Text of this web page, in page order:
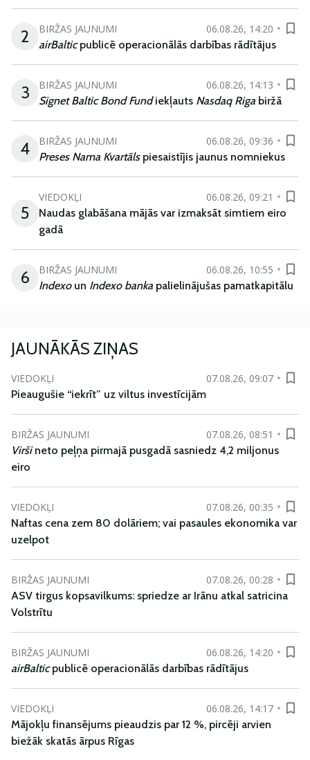
2 BIRŽAS JAUNUMI
06.08.26, 14:20
airBalticpublicē operacionālās darbības rādītājus
3 BIRŽAS JAUNUMI
06.08.26, 14:13
Signet Baltic Bond Fundiekļauts Nasdaq Riga biržā
4 BIRŽAS JAUNUMI
06.08.26, 09:36
Preses Nama Kvartāls piesaistījis jaunus nomniekus
5
VIEDOKĻI
06.08.26, 09:21
Naudas glabāšana mājās var izmaksāt simtiem eiro
gadā
6 BIRŽAS JAUNUMI
06.08.26, 10:55
Indexoun Indexo banka palielinājušas pamatkapitālu
JAUNĀKĀS ZIŅAS
VIEDOKĻI
07.08.26, 09:07
Pieaugušie “iekrīt” uz viltus investīcijām
BIRŽAS JAUNUMI
07.08.26, 08:51
Viršineto peļņa pirmajā pusgadā sasniedz 4,2 miljonus
eiro
VIEDOKĻI
07.08.26, 00:35
Naftas cena zem 80 dolāriem; vai pasaules ekonomika var
uzelpot
BIRŽAS JAUNUMI
07.08.26, 00:28
ASV tirgus kopsavilkums: spriedze ar Irānu atkal satricina
Volstrītu
BIRŽAS JAUNUMI
06.08.26, 14:20
airBalticpublicē operacionālās darbības rādītājus
VIEDOKĻI
06.08.26, 14:17
Mājokļu finansējums pieaudzis par 12 %, pircēji arvien
biežāk skatās ārpus Rīgas